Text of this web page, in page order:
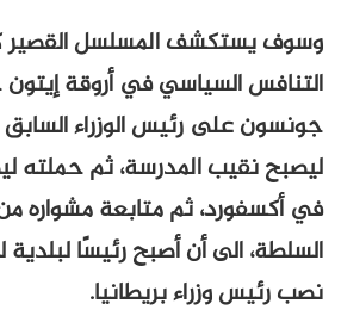
وسوف يستكشف المسلسل القصير
التنافس السياسي في أروقة
جونسون على رئيس الوزراء
ليصبح نقيب المدرسة، ثم حملته
في أكسفورد، ثم متابعة مشواره
السلطة، الى أن أصبح رئيسًا
نصب رئيس وزراء بريطانيا.